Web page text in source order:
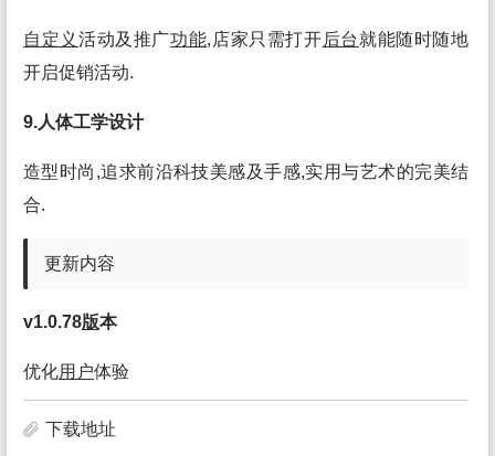
自定义 活动及推广功能,店家只需打开后台 就能随时随地
开启促销活动.
9.人体工学设计
造型时尚,追求前沿科技美感及手感,实用与艺术的完美结
合.
更新内容
v1.0.78版本
优化用户体验
下载地址